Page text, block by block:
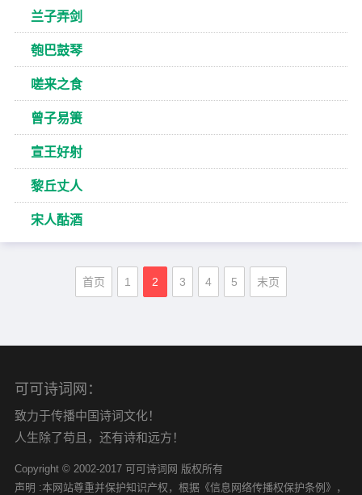
兰子弄剑
匏巴鼓琴
嗟来之食
曾子易箦
宣王好射
黎丘丈人
宋人酤酒
首页 1 2 3 4 5 末页
可可诗词网：
致力于传播中国诗词文化！
人生除了苟且，还有诗和远方！
Copyright © 2002-2017 可可诗词网 版权所有
声明 :本网站尊重并保护知识产权，根据《信息网络传播权保护条例》，